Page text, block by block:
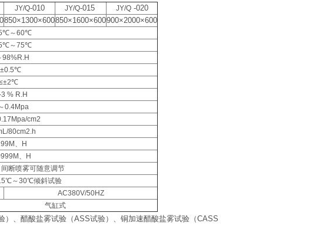
JY/Q-010 JY/Q-015 JY/Q-020
850×1300×600850×1600×600900×2000×600
～60℃
～75℃
98%R.H
% R.H
0.4Mpa
cm2
80cm2.h
、H
、H
断喷雾可随意调节
～30℃倾斜试验
AC380V/50HZ
气缸式
、醋酸盐雾试验（ASS试验）、铜加速醋酸盐雾试验（CASS